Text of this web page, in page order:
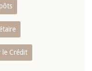
le Crédit